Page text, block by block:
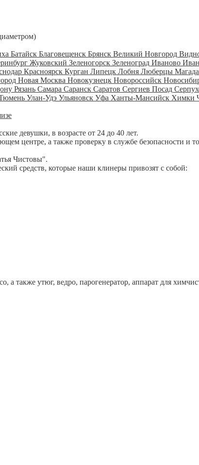
Батайск Благовещенск Брянск Великий Новгород
Жуковский Зеленогорск Зеленоград Иваново
Красноярск Курган Липецк Лобня Люберцы
Новая Москва Новокузнецк Новороссийск
Рязань Самара Саранск Саратов Сергиев Посад
Улан-Удэ Ульяновск Уфа Ханты-Мансийск Химки
девушки, в возрасте от 24 до 40 лет.
центре, а также проверку в службе безопасности и
Чистовы".
средств, которые наши клинеры привозят с собой:
а также утюг, ведро, парогенератор, аппарат для